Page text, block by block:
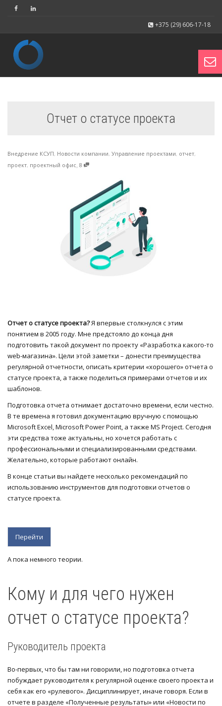
+375 (29) 606-17-18
Отчет о статусе проекта
Внедрение КСУП, Новости компании, Управление проектами, отчет,
проект, проектный офис, 8
Отчет о статусе проекта?Я впервые столкнулся с этим
понятием в 2005 году. Мне предстояло до конца дня
подготовить такой документ по проекту «Разработка какого-то
web-магазина». Цели этой заметки – донести преимущества
регулярной отчетности, описать критерии «хорошего» отчета о
статусе проекта, а также поделиться примерами отчетов и их
шаблонов.
Подготовка отчета отнимает достаточно времени, если честно.
В те времена я готовил документацию вручную с помощью
Microsoft Excel, Microsoft Power Point, а также MS Project. Сегодня
эти средства тоже актуальны, но хочется работать с
профессиональными и специализированными средствами.
Желательно, которые работают онлайн.
В конце статьи вы найдете несколько рекомендаций по
использованию инструментов для подготовки отчетов о
статусе проекта.
Перейти
А пока немного теории.
Кому и для чего нужен
отчет о статусе проекта?
Руководитель проекта
Во-первых, что бы там ни говорили, но подготовка отчета
побуждает руководителя к регулярной оценке своего проекта и
себя как его «рулевого». Дисциплинирует, иначе говоря. Если в
отчете в разделе «Полученные результаты» или «Новости по